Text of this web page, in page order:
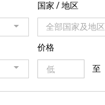
国家 / 地区
全部国家及地区
价格
至